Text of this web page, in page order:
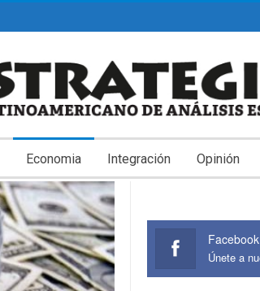
Economia Integración Opinión
Facebook
Únete a